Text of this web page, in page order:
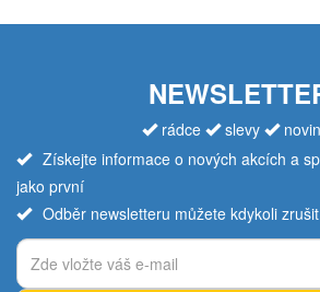
rádce slevy
Získejte informace o nových akcích a
jako první
Odběr newsletteru můžete kdykoli zrušit